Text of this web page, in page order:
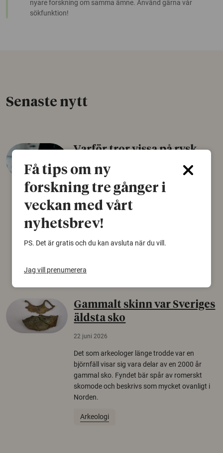
nyare forskning om samma ämne. Använd gärna vår
sökfunktion!
Senaste nytt
Varför tror vissa på rysk
30 juli 2026
Personer som är mer benägna att tro på
konspirationsteorier är ofta mer mottagliga
för rysk desinformation. Det visar en studie
europeiska länder.
Gammalt skinn var Sveriges
äldsta sko
22 juni 2026
Det som arkeologer länge trodde var en
björnfäll visar sig vara delar av en 2000 år
gammal sko. Fyndet bär spår av romerskt
skomode och beskrivs som mycket ovanligt i
Norden.
Arkeologi
Få tips om ny
forskning tre gånger i
veckan med vårt
nyhetsbrev!
PS. Det är gratis och du kan avsluta när du vill.
Jag vill prenumerera